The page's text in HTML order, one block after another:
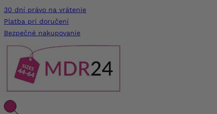
30 dní právo na vrátenie
Platba pri doručení
Bezpečné nakupovanie